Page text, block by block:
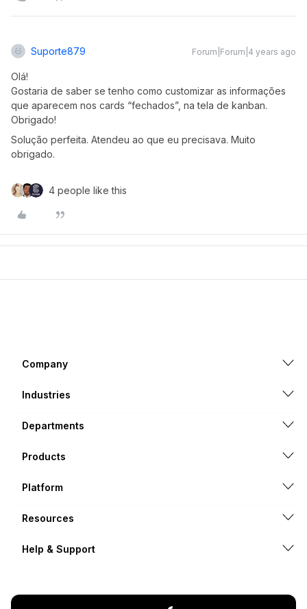
Suporte879 Forum|Forum|4 years ago
Olá!
Gostaria de saber se tenho como customizar as informações
que aparecem nos cards “fechados”, na tela de kanban.
Obrigado!
Solução perfeita. Atendeu ao que eu precisava. Muito
obrigado.
4 people like this
Company
Industries
Departments
Products
Platform
Resources
Help & Support